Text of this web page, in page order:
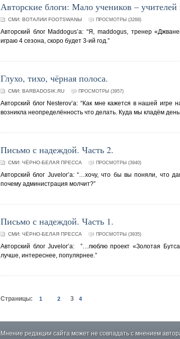
Авторские блоги: Мало учеников – учителей
СМИ: BOTАЛИИ FOOTSWANЫ ПРОСМОТРЫ (3268)
Авторский блог Maddogus’а: “Я, maddogus, тренер
играю 4 сезона, скоро будет 3-ий год.”
Глухо, тихо, чёрная полоса.
СМИ: BARBADOSIK.RU ПРОСМОТРЫ (3957)
Авторский блог Nesterov’а: “Как мне кажется в нашей
возникла неопределённость что делать. Куда мы кладём
Письмо с надеждой. Часть 2.
СМИ: ЧЁРНО-БЕЛАЯ ПРЕССА ПРОСМОТРЫ (3940)
Авторский блог Juvelor’а: “…хочу, что бы вы поняли, что
почему администрация молчит?”
Письмо с надеждой. Часть 1.
СМИ: ЧЁРНО-БЕЛАЯ ПРЕССА ПРОСМОТРЫ (3935)
Авторский блог Juvelor’а: ”…люблю проект «Золотая
лучше, интереснее, популярнее.”
Страницы: 1 2 3 4
Мнение редакции сайта может не совпадать с мнением